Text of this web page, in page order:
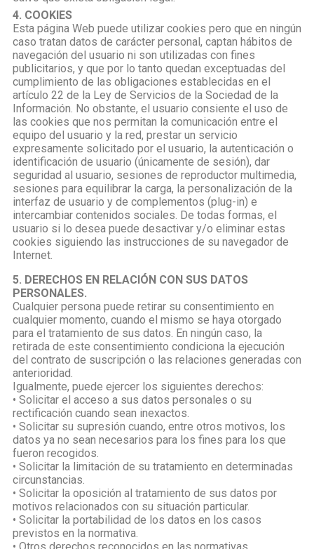
4. COOKIES
Esta página Web puede utilizar cookies pero que en ningún
caso tratan datos de carácter personal, captan hábitos de
navegación del usuario ni son utilizadas con fines
publicitarios, y que por lo tanto quedan exceptuadas del
cumplimiento de las obligaciones establecidas en el
artículo 22 de la Ley de Servicios de la Sociedad de la
Información. No obstante, el usuario consiente el uso de
las cookies que nos permitan la comunicación entre el
equipo del usuario y la red, prestar un servicio
expresamente solicitado por el usuario, la autenticación o
identificación de usuario (únicamente de sesión), dar
seguridad al usuario, sesiones de reproductor multimedia,
sesiones para equilibrar la carga, la personalización de la
interfaz de usuario y de complementos (plug-in) e
intercambiar contenidos sociales. De todas formas, el
usuario si lo desea puede desactivar y/o eliminar estas
cookies siguiendo las instrucciones de su navegador de
Internet.
5. DERECHOS EN RELACIÓN CON SUS DATOS
PERSONALES.
Cualquier persona puede retirar su consentimiento en
cualquier momento, cuando el mismo se haya otorgado
para el tratamiento de sus datos. En ningún caso, la
retirada de este consentimiento condiciona la ejecución
del contrato de suscripción o las relaciones generadas con
anterioridad.
Igualmente, puede ejercer los siguientes derechos:
• Solicitar el acceso a sus datos personales o su
rectificación cuando sean inexactos.
• Solicitar su supresión cuando, entre otros motivos, los
datos ya no sean necesarios para los fines para los que
fueron recogidos.
• Solicitar la limitación de su tratamiento en determinadas
circunstancias.
• Solicitar la oposición al tratamiento de sus datos por
motivos relacionados con su situación particular.
• Solicitar la portabilidad de los datos en los casos
previstos en la normativa.